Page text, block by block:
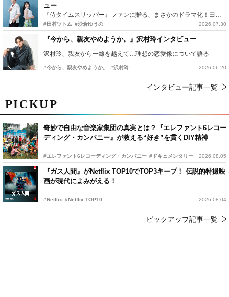
PICKUP
奇妙で自由な音楽家集団の真実とは？『エレファント6レコー
ディング・カンパニー』が教える“好き”を貫くDIY精神
#エレファント6レコーディング・カンパニー #ドキュメンタリー 2026.08.05
『ガス人間』がNetflix TOP10でTOP3キープ！ 伝説的特撮映
画が現代によみがえる！
#Netflix #Netflix TOP10 2026.08.04
ピックアップ記事一覧
ュー
『侍タイムスリッパー』ファンに贈る、まさかのドラマ化！田村ツトム×沙倉ゆうのが語る『心配無用ノ介』撮影秘話
#田村ツトム #沙倉ゆうの 2026.07.30
『今から、親友やめようか。』沢村玲インタビュー
沢村玲、親友から一線を越えて…理想の恋愛像について語る
#今から、親友やめようか。 #沢村玲 2026.06.20
インタビュー記事一覧